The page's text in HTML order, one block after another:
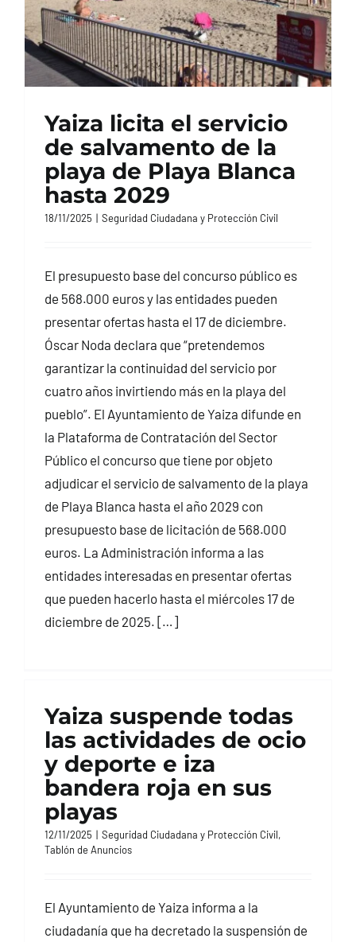
Yaiza licita el servicio
de salvamento de la
playa de Playa Blanca
hasta 2029
18/11/2025 | Seguridad Ciudadana y Protección Civil
El presupuesto base del concurso público es
de 568.000 euros y las entidades pueden
presentar ofertas hasta el 17 de diciembre.
Óscar Noda declara que “pretendemos
garantizar la continuidad del servicio por
cuatro años invirtiendo más en la playa del
pueblo”. El Ayuntamiento de Yaiza difunde en
la Plataforma de Contratación del Sector
Público el concurso que tiene por objeto
adjudicar el servicio de salvamento de la playa
de Playa Blanca hasta el año 2029 con
presupuesto base de licitación de 568.000
euros. La Administración informa a las
entidades interesadas en presentar ofertas
que pueden hacerlo hasta el miércoles 17 de
diciembre de 2025. […]
Yaiza suspende todas
las actividades de ocio
y deporte e iza
bandera roja en sus
playas
12/11/2025 | Seguridad Ciudadana y Protección Civil,
Tablón de Anuncios
El Ayuntamiento de Yaiza informa a la
ciudadanía que ha decretado la suspensión de